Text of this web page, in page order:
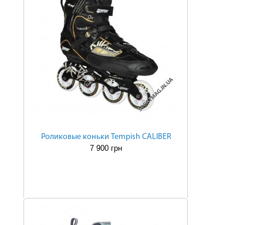
Роликовые коньки Tempish CALIBER
7 900 грн